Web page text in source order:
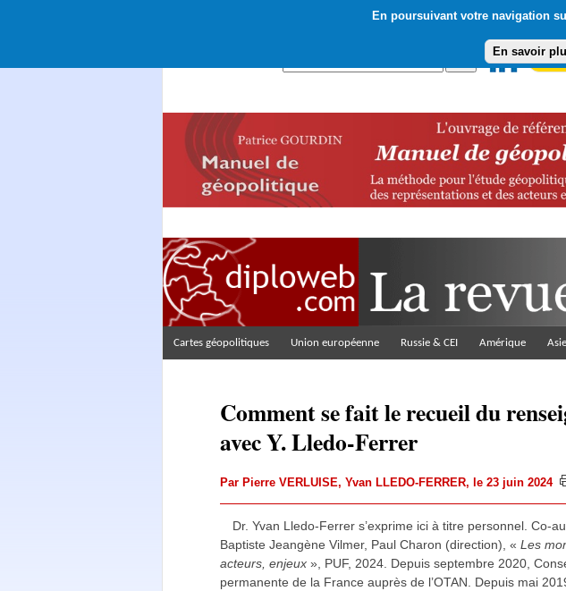
En poursuivant votre navigation
En savoir
Cartes géopolitiques Union européenne Russie & CEI Amérique Asie
Comment se fait le recueil du
avec Y. Lledo-Ferrer
Par Pierre VERLUISE, Yvan LLEDO-FERRER, le 23 juin 2024
Dr. Yvan Lledo-Ferrer s’exprime ici à titre personnel. Co-
Baptiste Jeangène Vilmer, Paul Charon (direction), « Les
acteurs, enjeux», PUF, 2024. Depuis septembre 2020,
permanente de la France auprès de l’OTAN. Depuis mai